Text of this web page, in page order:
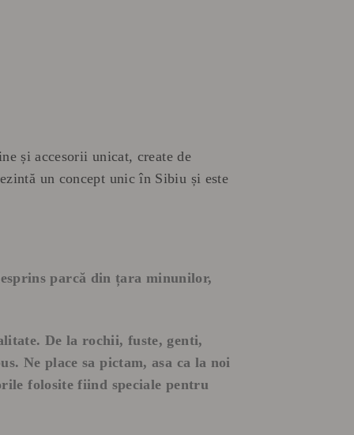
și accesorii unicat, create de
un concept unic în Sibiu și este
parcă din țara minunilor,
De la rochii, fuste, genti,
Ne place sa pictam, asa ca la noi
folosite fiind speciale pentru